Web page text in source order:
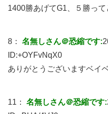
1400勝あげてG1、５勝って
8： 名無しさん＠恐縮です:
ID:+OYFvNqX0
ありがとうございますベイ
11： 名無しさん＠恐縮です: